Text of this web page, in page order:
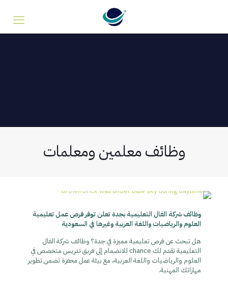
وظائف معلمين ومعلمات
وظائف شركة الفال التعليمية بجدة تعلن توفر فرص عمل تعليمية
العلوم والرياضيات واللغة العربية وغيرها في السعودية
هل تبحث عن فرص تعليمية مميزة في جدة؟ وظائف شركة الفال
التعليمية تقدم لك chance للانضمام إلى فريق تدريس متخصص في
العلوم والرياضيات واللغة العربية، مع بيئة عمل محفزة تضمن تطوير
مهاراتك المهنية.